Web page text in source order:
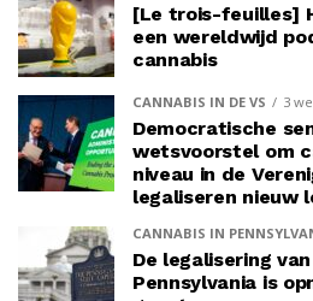
[Le trois-feuilles]
een wereldwijd
cannabis
CANNABIS IN DE VS 3
Democratische
wetsvoorstel om
niveau in de
legaliseren nieuw
CANNABIS IN
De legalisering
Pennsylvania is